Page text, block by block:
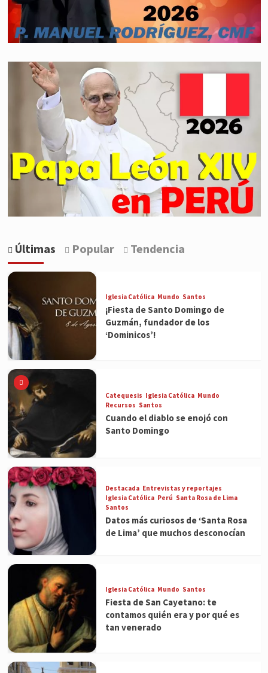
Últimas Popular Tendencia
Iglesia Católica Mundo Santos
¡Fiesta de Santo Domingo de
Guzmán, fundador de los
‘Dominicos’!
Catequesis Iglesia Católica Mundo
Recursos Santos
Cuando el diablo se enojó con
Santo Domingo
Destacada Entrevistas y reportajes
Iglesia Católica Perú Santa Rosa de Lima
Santos
Datos más curiosos de ‘Santa Rosa
de Lima’ que muchos desconocían
Iglesia Católica Mundo Santos
Fiesta de San Cayetano: te
contamos quién era y por qué es
tan venerado